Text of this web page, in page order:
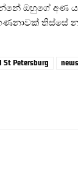
ඔහුගේ අණ
තිස්සේ
St Petersburg news